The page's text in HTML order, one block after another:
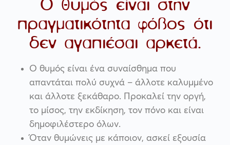
Ο θυμός είναι στην
πραγματικότητα φόβος ότι
δεν αγαπιέσαι αρκετά.
Ο θυμός είναι ένα συναίσθημα που
απαντάται πολύ συχνά – άλλοτε καλυμμένο
και άλλοτε ξεκάθαρο. Προκαλεί την οργή,
το μίσος, την εκδίκηση, τον πόνο και είναι
δημοφιλέστερο όλων.
Όταν θυμώνεις με κάποιον, ασκεί εξουσία